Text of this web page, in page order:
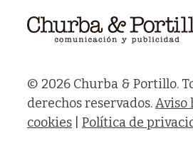
© 2026 Churba & Portillo.
derechos reservados.Aviso
cookies
Política de